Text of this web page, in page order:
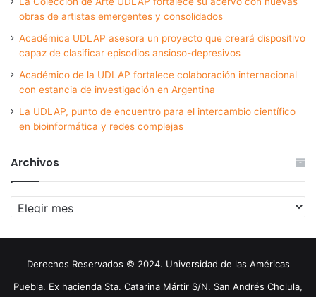
obras de artistas emergentes y consolidados
Académica UDLAP asesora un proyecto que creará dispositivo
capaz de clasificar episodios ansioso-depresivos
Académico de la UDLAP fortalece colaboración internacional
con estancia de investigación en Argentina
La UDLAP, punto de encuentro para el intercambio científico
en bioinformática y redes complejas
Archivos
Archivos
Derechos Reservados © 2024. Universidad de las Américas
Puebla. Ex hacienda Sta. Catarina Mártir S/N. San Andrés Cholula,